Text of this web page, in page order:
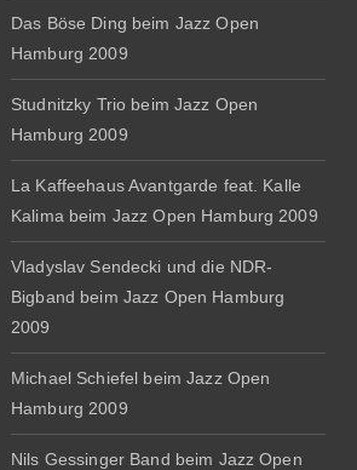
Das Böse Ding beim Jazz Open
Hamburg 2009
Studnitzky Trio beim Jazz Open
Hamburg 2009
La Kaffeehaus Avantgarde feat. Kalle
Kalima beim Jazz Open Hamburg 2009
Vladyslav Sendecki und die NDR-
Bigband beim Jazz Open Hamburg
2009
Michael Schiefel beim Jazz Open
Hamburg 2009
Nils Gessinger Band beim Jazz Open